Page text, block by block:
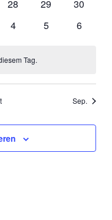
0
28
0
29
0
30
0
4
0
5
0
6
Tag.
Sep.